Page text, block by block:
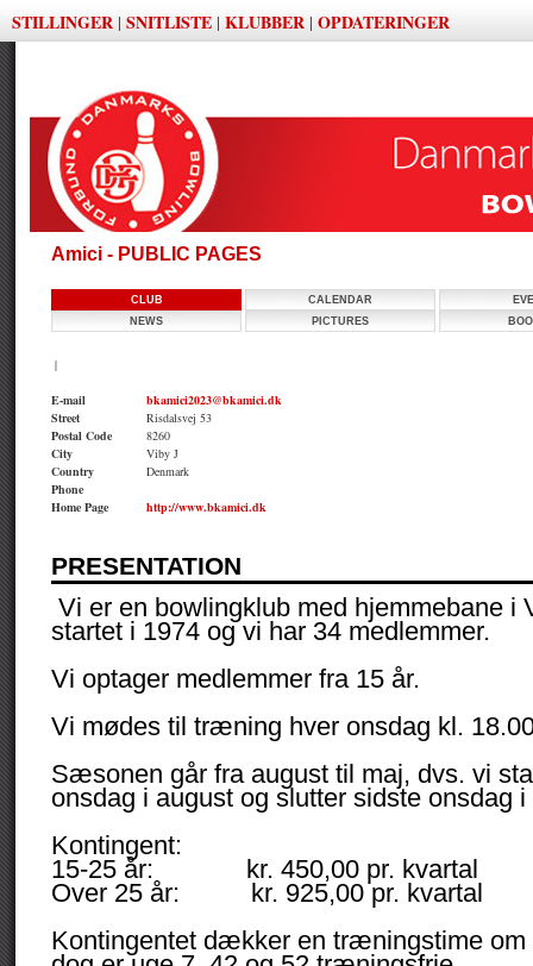
STILLINGER | SNITLISTE | KLUBBER | OPDATERINGER
Amici - PUBLIC PAGES
CLUB CALENDAR
NEWS
PICTURES
|
E-mail
bkamici2023@bkamici.dk
Street
Risdalsvej 53
Postal Code
8260
City
Viby J
Country
Denmark
Phone
Home Page
http://www.bkamici.dk
PRESENTATION
Vi er en bowlingklub med hjemmebane i
startet i 1974 og vi har 34 medlemmer.
Vi optager medlemmer fra 15 år.
Vi mødes til træning hver onsdag kl.
Sæsonen går fra august til maj, dvs. vi
onsdag i august og slutter sidste onsdag i
Kontingent:
15-25 år: kr. 450,00 pr. kvartal
Over 25 år: kr. 925,00 pr. kvartal
Kontingentet dækker en træningstime om